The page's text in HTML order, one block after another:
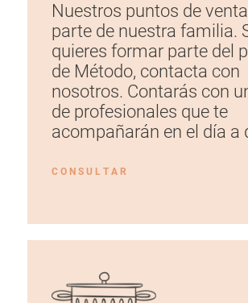
Nuestros puntos de
parte de nuestra familia.
quieres formar parte del
de Método, contacta con
nosotros. Contarás con
de profesionales que te
acompañarán en el día a
C O N S U L T A R